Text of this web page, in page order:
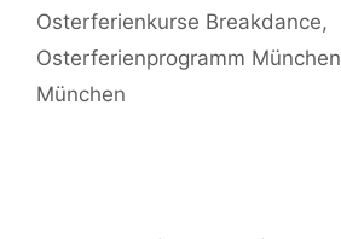
Osterferienkurse Breakdance,
Osterferienprogramm München
München